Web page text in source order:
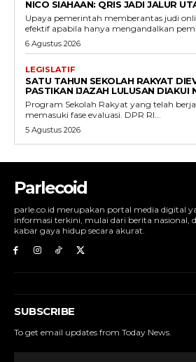
NICO SIAHAAN: QRIS JADI JALUR
Upaya pemerintah memberantas judi
efektif apabila hanya mengandalkan
6 Agustus 2026
LEGISLATIF
SATU TAHUN SEKOLAH RAKYAT
PASTIKAN IJAZAH LULUSAN DIAKUI
Program Sekolah Rakyat yang telah
memasuki fase evaluasi. DPR RI...
5 Agustus 2026
Parlecoid
parle.co.id merupakan portal media digital
informasi terkini, mulai dari berita nasional,
kabar gaya hidup secara akurat.
SUBSCRIBE
To get email updates from Today News.